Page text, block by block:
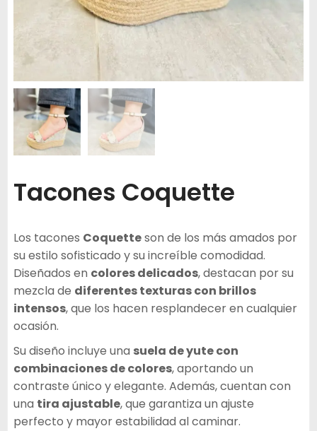
Tacones Coquette
Los tacones Coquetteson de los más amados por
su estilo sofisticado y su increíble comodidad.
Diseñados en colores delicados, destacan por su
mezcla de diferentes texturas con brillos
intensos, que los hacen resplandecer en cualquier
ocasión.
Su diseño incluye una suela de yute con
combinaciones de colores, aportando un
contraste único y elegante. Además, cuentan con
una tira ajustable, que garantiza un ajuste
perfecto y mayor estabilidad al caminar.